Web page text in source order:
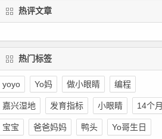
热评文章
热门标签
yoyo Yo妈 做小眼睛 编程
嘉兴湿地 发育指标 小眼睛 14个月
宝宝 爸爸妈妈 鸭头 Yo哥生日